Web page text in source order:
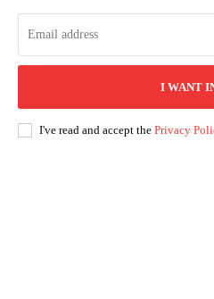
I WANT
I've read and accept the Privacy